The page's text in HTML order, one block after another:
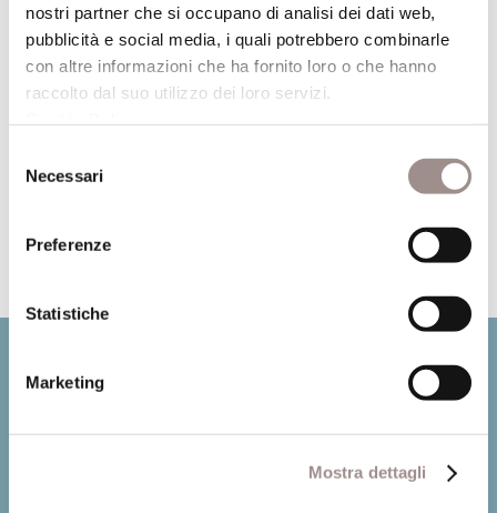
nostri partner che si occupano di analisi dei dati web,
pubblicità e social media, i quali potrebbero combinarle
con altre informazioni che ha fornito loro o che hanno
raccolto dal suo utilizzo dei loro servizi.
delNecessari
Preferenze
Statistiche
Marketing
Mostra dettagli
litteram, nei primi anni del Novecento
Bernardino Alimena si fece paladino di un’idea
moderna di prevenzione del crimine basata sul
diritto all’istruzione dei bambini, troppo spesso
disatteso, e per una più generale riforma del